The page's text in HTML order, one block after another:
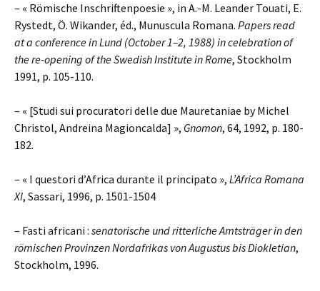
– « Römische Inschriftenpoesie », in A.-M. Leander Touati, E.
Rystedt, Ö. Wikander, éd., Munuscula Romana. Papers read
at a conference in Lund (October 1–2, 1988) in celebration of
the re-opening of the Swedish Institute in Rome, Stockholm
1991, p. 105-110.
– « [Studi sui procuratori delle due Mauretaniae by Michel
Christol, Andreina Magioncalda] », Gnomon, 64, 1992, p. 180-
182.
– « I questori d’Africa durante il principato », L’Africa Romana
XI, Sassari, 1996, p. 1501-1504
– Fasti africani : senatorische und ritterliche Amtsträger in den
römischen Provinzen Nordafrikas von Augustus bis Diokletian,
Stockholm, 1996.